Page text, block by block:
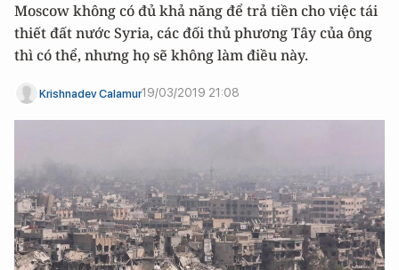
Moscow không có đủ khả năng để trả tiền cho việc tái
thiết đất nước Syria, các đối thủ phương Tây của ông
thì có thể, nhưng họ sẽ không làm điều này.
Krishnadev Calamur19/03/2019 21:08